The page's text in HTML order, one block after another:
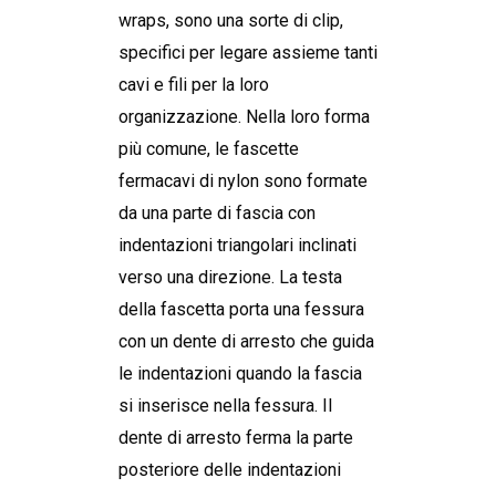
wraps, sono una sorte di clip,
specifici per legare assieme tanti
cavi e fili per la loro
organizzazione. Nella loro forma
più comune, le fascette
fermacavi di nylon sono formate
da una parte di fascia con
indentazioni triangolari inclinati
verso una direzione. La testa
della fascetta porta una fessura
con un dente di arresto che guida
le indentazioni quando la fascia
si inserisce nella fessura. Il
dente di arresto ferma la parte
posteriore delle indentazioni